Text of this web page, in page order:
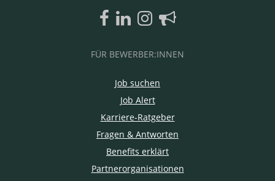
FÜR BEWERBER:INNEN
Job suchen
Job Alert
Karriere-Ratgeber
Fragen & Antworten
Benefits erklärt
Partnerorganisationen